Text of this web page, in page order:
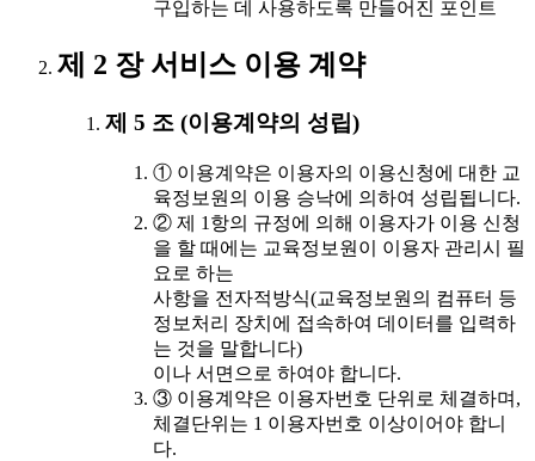
구입하는 데 사용하도록 만들어진 포인트
제 2 장 서비스 이용 계약
제 5 조 (이용계약의 성립)
① 이용계약은 이용자의 이용신청에 대한 교
육정보원의 이용 승낙에 의하여 성립됩니다.
② 제 1항의 규정에 의해 이용자가 이용 신청
을 할 때에는 교육정보원이 이용자 관리시 필
요로 하는
사항을 전자적방식(교육정보원의 컴퓨터 등
정보처리 장치에 접속하여 데이터를 입력하
는 것을 말합니다)
이나 서면으로 하여야 합니다.
③ 이용계약은 이용자번호 단위로 체결하며,
체결단위는 1 이용자번호 이상이어야 합니
다.